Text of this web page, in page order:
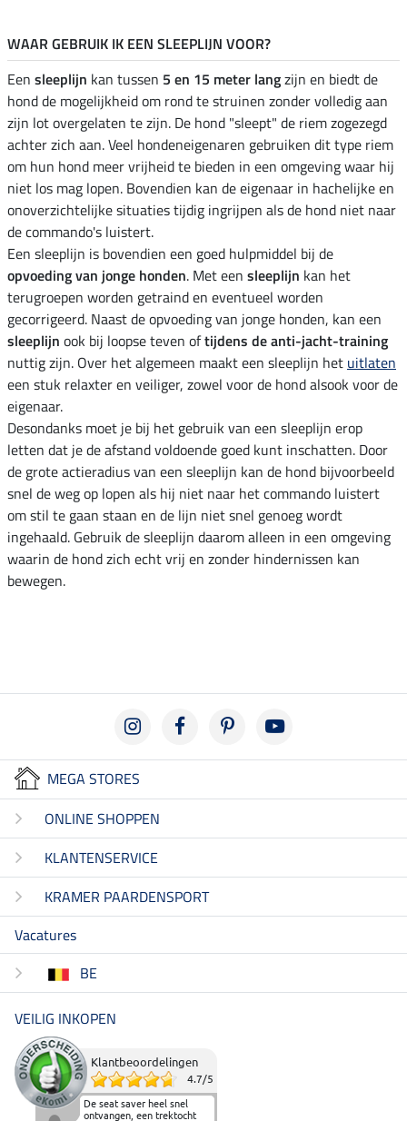
WAAR GEBRUIK IK EEN SLEEPLIJN VOOR?
Een sleeplijn kan tussen 5 en 15 meter langzijn en biedt de
hond de mogelijkheid om rond te struinen zonder volledig aan
zijn lot overgelaten te zijn. De hond "sleept" de riem zogezegd
achter zich aan. Veel hondeneigenaren gebruiken dit type riem
om hun hond meer vrijheid te bieden in een omgeving waar hij
niet los mag lopen. Bovendien kan de eigenaar in hachelijke en
onoverzichtelijke situaties tijdig ingrijpen als de hond niet naar
de commando's luistert.
Een sleeplijn is bovendien een goed hulpmiddel bij de
opvoeding van jonge honden. Met een sleeplijn kan het
terugroepen worden getraind en eventueel worden
gecorrigeerd. Naast de opvoeding van jonge honden, kan een
sleeplijn ook bij loopse teven oftijdens de anti-jacht-training
nuttig zijn. Over het algemeen maakt een sleeplijn het uitlaten
een stuk relaxter en veiliger, zowel voor de hond alsook voor de
eigenaar.
Desondanks moet je bij het gebruik van een sleeplijn erop
letten dat je de afstand voldoende goed kunt inschatten. Door
de grote actieradius van een sleeplijn kan de hond bijvoorbeeld
snel de weg op lopen als hij niet naar het commando luistert
om stil te gaan staan en de lijn niet snel genoeg wordt
ingehaald. Gebruik de sleeplijn daarom alleen in een omgeving
waarin de hond zich echt vrij en zonder hindernissen kan
bewegen.
MEGA STORES
ONLINE SHOPPEN
KLANTENSERVICE
KRAMER PAARDENSPORT
Vacatures
BE
VEILIG INKOPEN
Klantbeoordelingen
4.7/5
De seat saver heel snel
ontvangen, een trektocht